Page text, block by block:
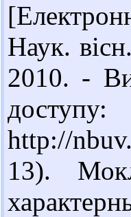
Наук.
2010. -
доступу:
http://
13).